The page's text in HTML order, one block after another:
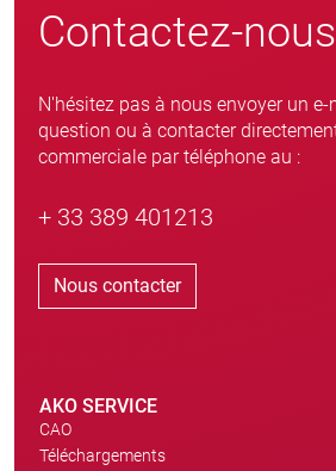
Contactez-nous
N'hésitez pas à nous envoyer un
question ou à contacter
commerciale par téléphone au :
+ 33 389 401213
Nous contacter
AKO SERVICE
CAO
Téléchargements